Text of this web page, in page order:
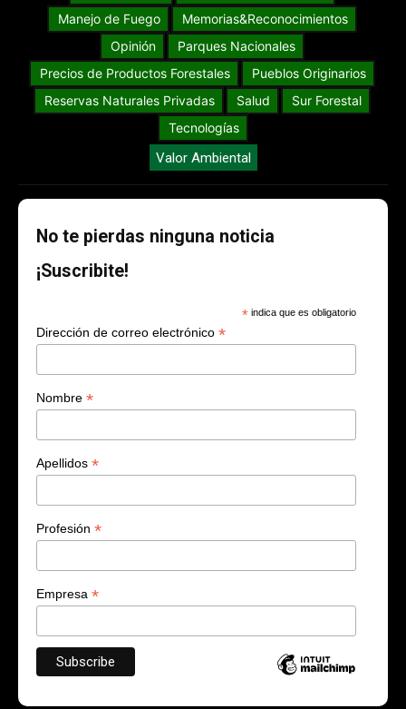
Manejo de Fuego
Memorias&Reconocimientos
Opinión
Parques Nacionales
Precios de Productos Forestales
Pueblos Originarios
Reservas Naturales Privadas
Salud
Sur Forestal
Tecnologías
Valor Ambiental
No te pierdas ninguna noticia
¡Suscribite!
* indica que es obligatorio
Dirección de correo electrónico *
Nombre *
Apellidos *
Profesión *
Empresa *